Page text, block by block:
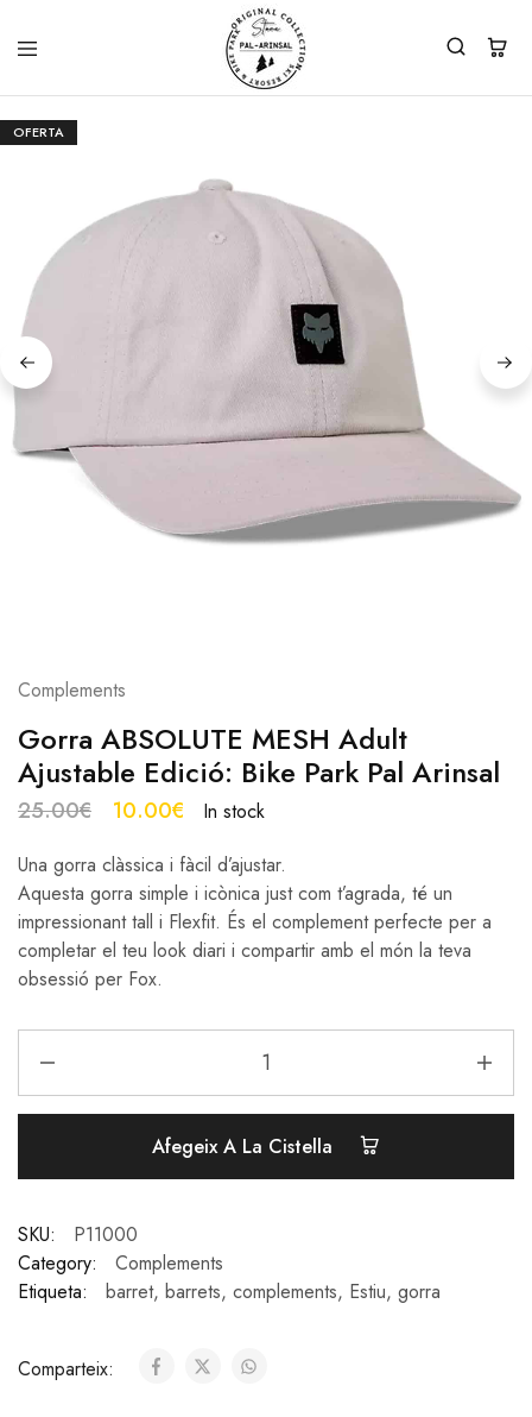
OFERTA
Complements
Gorra ABSOLUTE MESH Adult
Ajustable Edició: Bike Park Pal Arinsal
25.00€ 10.00€
In stock
Una gorra clàssica i fàcil d’ajustar.
Aquesta gorra simple i icònica just com t’agrada, té un
impressionant tall i Flexfit. És el complement perfecte per a
completar el teu look diari i compartir amb el món la teva
obsessió per Fox.
Afegeix A La Cistella
SKU:
P11000
Category:
Complements
Etiqueta:
barret, barrets, complements, Estiu, gorra
Comparteix: